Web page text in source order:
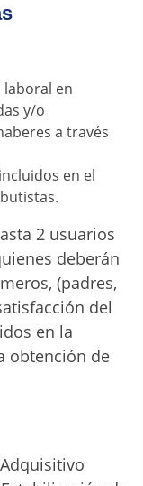
laboral en
y/o
a través
en el
2 usuarios
deberán
(padres,
del
en la
obtención de